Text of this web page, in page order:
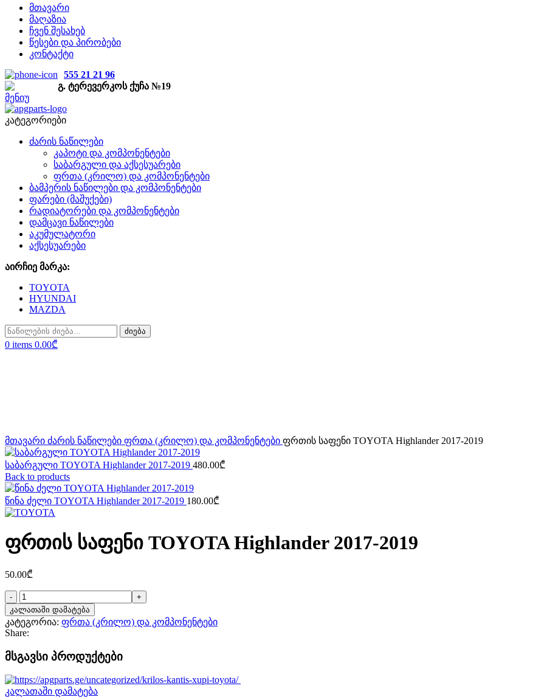
მთავარი
მაღაზია
ჩვენ შესახებ
წესები და პირობები
კონტაქტი
555 21 21 96
გ. ტერევერკოს ქუჩა №19
მენიუ
კატეგორიები
ძარის ნაწილები
კაპოტი და კომპონენტები
საბარგული და აქსესუარები
ფრთა (კრილო) და კომპონენტები
ბამპერის ნაწილები და კომპონენტები
ფარები (მაშუქები)
რადიატორები და კომპონენტები
დამცავი ნაწილები
აკუმულატორი
აქსესუარები
აირჩიე მარკა:
TOYOTA
HYUNDAI
MAZDA
ძიება
0 items 0.00₾
მთავარი ძარის ნაწილები ფრთა (კრილო) და კომპონენტები ფრთის საფენი TOYOTA Highlander 2017-2019
საბარგული TOYOTA Highlander 2017-2019 480.00₾
Back to products
წინა ძელი TOYOTA Highlander 2017-2019 180.00₾
ფრთის საფენი TOYOTA Highlander 2017-2019
50.00₾
რაოდენობა:
ფრთის
საფენი
TOYOTA
2017-
2019
კალათაში დამატება
კატეგორია: ფრთა (კრილო) და კომპონენტები
Share:
მსგავსი პროდუქტები
კალათაში დამატება